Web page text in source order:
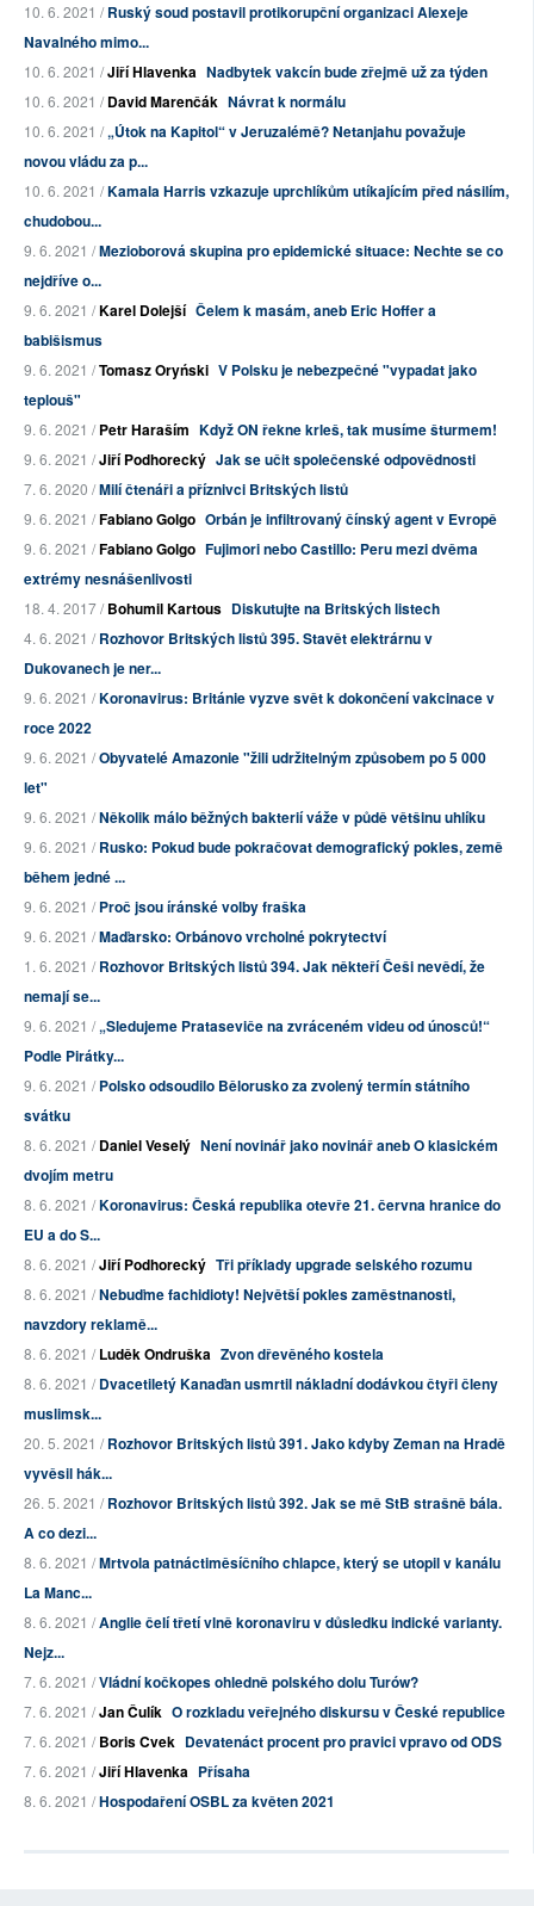
10. 6. 2021 /Ruský soud postavil protikorupční organizaci Alexeje
Navalného mimo...
10. 6. 2021 /Jiří Hlavenka Nadbytek vakcín bude zřejmě už za týden
10. 6. 2021 /David Marenčák Návrat k normálu
10. 6. 2021 /„Útok na Kapitol“ v Jeruzalémě? Netanjahu považuje
novou vládu za p...
10. 6. 2021 /Kamala Harris vzkazuje uprchlíkům utíkajícím před násilím,
chudobou...
9. 6. 2021 /Mezioborová skupina pro epidemické situace: Nechte se co
nejdříve o...
9. 6. 2021 /Karel Dolejší Čelem k masám, aneb Eric Hoffer a
babišismus
9. 6. 2021 /Tomasz Oryński V Polsku je nebezpečné "vypadat jako
teplouš"
9. 6. 2021 /Petr Haraším Když ON řekne krleš, tak musíme šturmem!
9. 6. 2021 /Jiří Podhorecký Jak se učit společenské odpovědnosti
7. 6. 2020 /Milí čtenáři a příznivci Britských listů
9. 6. 2021 /Fabiano Golgo Orbán je infiltrovaný čínský agent v Evropě
9. 6. 2021 /Fabiano Golgo Fujimori nebo Castillo: Peru mezi dvěma
extrémy nesnášenlivosti
18. 4. 2017 /Bohumil Kartous Diskutujte na Britských listech
4. 6. 2021 /Rozhovor Britských listů 395. Stavět elektrárnu v
Dukovanech je ner...
9. 6. 2021 /Koronavirus: Británie vyzve svět k dokončení vakcinace v
roce 2022
9. 6. 2021 /Obyvatelé Amazonie "žili udržitelným způsobem po 5 000
let"
9. 6. 2021 /Několik málo běžných bakterií váže v půdě většinu uhlíku
9. 6. 2021 /Rusko: Pokud bude pokračovat demografický pokles, země
během jedné ...
9. 6. 2021 /Proč jsou íránské volby fraška
9. 6. 2021 /Maďarsko: Orbánovo vrcholné pokrytectví
1. 6. 2021 /Rozhovor Britských listů 394. Jak někteří Češi nevědí, že
nemají se...
9. 6. 2021 /„Sledujeme Prataseviče na zvráceném videu od únosců!“
Podle Pirátky...
9. 6. 2021 /Polsko odsoudilo Bělorusko za zvolený termín státního
svátku
8. 6. 2021 /Daniel Veselý Není novinář jako novinář aneb O klasickém
dvojím metru
8. 6. 2021 /Koronavirus: Česká republika otevře 21. června hranice do
EU a do S...
8. 6. 2021 /Jiří Podhorecký Tři příklady upgrade selského rozumu
8. 6. 2021 /Nebuďme fachidioty! Největší pokles zaměstnanosti,
navzdory reklamě...
8. 6. 2021 /Luděk Ondruška Zvon dřevěného kostela
8. 6. 2021 /Dvacetiletý Kanaďan usmrtil nákladní dodávkou čtyři členy
muslimsk...
20. 5. 2021 /Rozhovor Britských listů 391. Jako kdyby Zeman na Hradě
vyvěsil hák...
26. 5. 2021 /Rozhovor Britských listů 392. Jak se mě StB strašně bála.
A co dezi...
8. 6. 2021 /Mrtvola patnáctiměsíčního chlapce, který se utopil v kanálu
La Manc...
8. 6. 2021 /Anglie čelí třetí vlně koronaviru v důsledku indické varianty.
Nejz...
7. 6. 2021 /Vládní kočkopes ohledně polského dolu Turów?
7. 6. 2021 /Jan Čulík O rozkladu veřejného diskursu v České republice
7. 6. 2021 /Boris Cvek Devatenáct procent pro pravici vpravo od ODS
7. 6. 2021 /Jiří Hlavenka Přísaha
8. 6. 2021 /Hospodaření OSBL za květen 2021